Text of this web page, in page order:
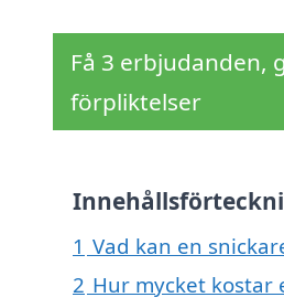
Få 3 erbjudanden,
förpliktelser
1 Vad kan en
2 Hur mycket kostar